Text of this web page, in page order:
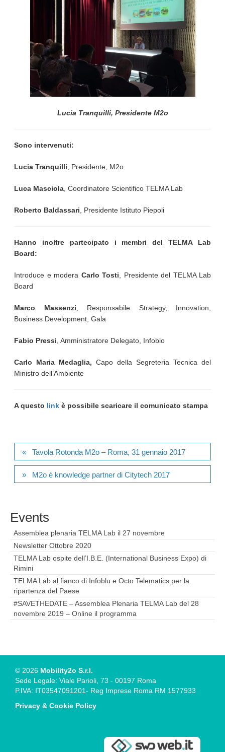
Lucia Tranquilli, Presidente M2o
Sono intervenuti:
Lucia Tranquilli , Presidente, M2o
Luca Masciola , Coordinatore Scientifico TELMA Lab
Roberto Baldassari , Presidente Istituto Piepoli
Hanno inoltre partecipato i membri del TELMA Lab
Board:
Introduce e modera Carlo Tosti , Presidente del TELMA Lab
Board
Marco Massenzi , Responsabile Strategy, Innovation,
Business Development, Gala
Fabio Pressi , Amministratore Delegato, Infoblo
Carlo Maria Medaglia, Capo della Segreteria Tecnica del
Ministro dell’Ambiente
A questo link è possibile scaricare il comunicato stampa
Tavola Rotonda M2o – Roma, 31 gennaio 2017
M2o è knowledge partner di Citytech 2017
Events
Assemblea plenaria TELMA Lab il 27 novembre
Newsletter Ottobre 2020
TELMA Lab ospite dell’I.B.E. (International Business Expo) di
Rimini
TELMA Lab al fianco di Infoblu e Octo Telematics per la
ripartenza del Paese
#SAVETHEDATE – Assemblea Plenaria TELMA Lab del 28
novembre 2019 – Online il programma
© 2026 Mobility2o S.r.l.
Sede Legale: Viale Parioli, 73 - 00197 Roma
P.IVA: IT03547091201- Reg Imprese Roma RM 1577933
Privacy & Cookie Policy